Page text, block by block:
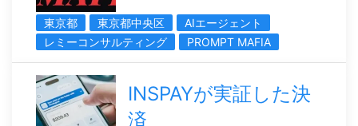
東京都 東京都中央区
AIエージェント
レミーコンサルティング
PROMPT MAFIA
INSPAYが実証した決
済